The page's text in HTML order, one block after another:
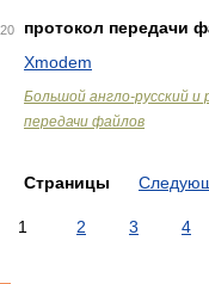
20
протокол передачи
Xmodem
Большой англо-русский и
передачи файлов
Страницы
1 2 3 4